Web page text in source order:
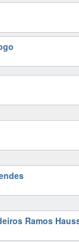
Ramos